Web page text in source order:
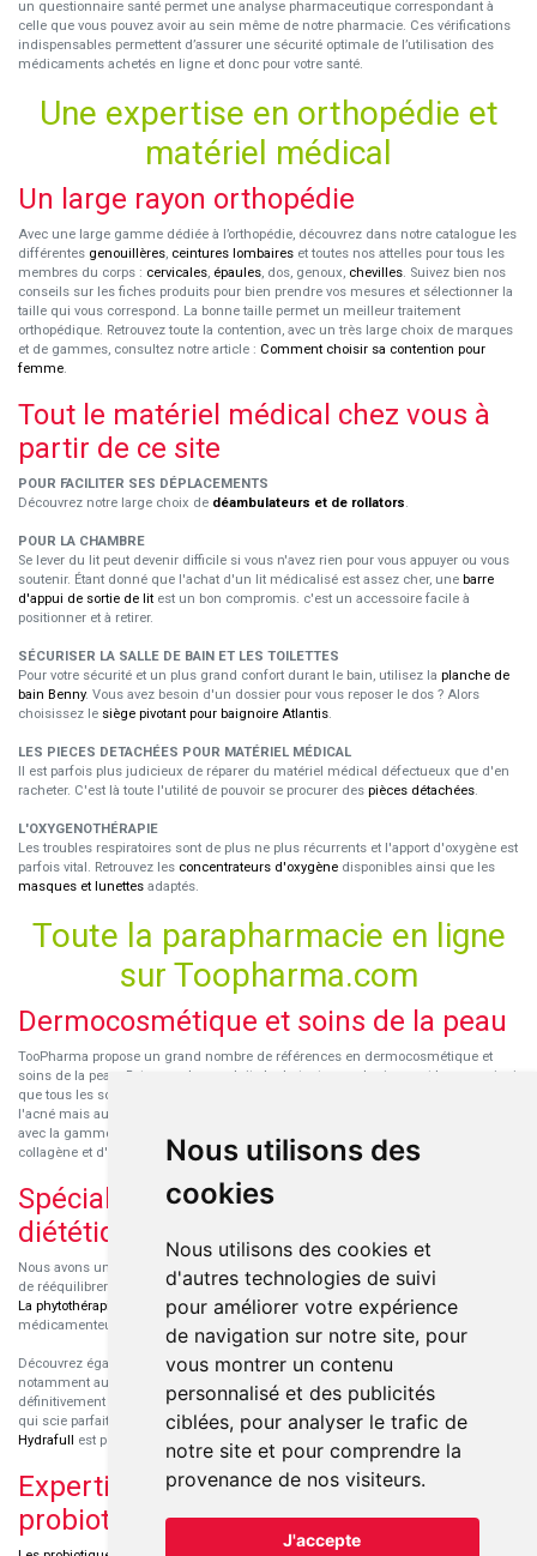
Nous utilisons des
cookies
Nous utilisons des cookies et
d'autres technologies de suivi
pour améliorer votre expérience
de navigation sur notre site, pour
vous montrer un contenu
personnalisé et des publicités
ciblées, pour analyser le trafic de
notre site et pour comprendre la
provenance de nos visiteurs.
J'accepte
un questionnaire santé permet une analyse pharmaceutique correspondant à
celle que vous pouvez avoir au sein même de notre pharmacie. Ces vérifications
indispensables permettent d’assurer une sécurité optimale de l’utilisation des
médicaments achetés en ligne et donc pour votre santé.
Une expertise en orthopédie et
matériel médical
Un large rayon orthopédie
Avec une large gamme dédiée à l’orthopédie, découvrez dans notre catalogue les
différentes genouillères, ceintures lombaires et toutes nos attelles pour tous les
membres du corps : cervicales, épaules, dos, genoux, chevilles. Suivez bien nos
conseils sur les fiches produits pour bien prendre vos mesures et sélectionner la
taille qui vous correspond. La bonne taille permet un meilleur traitement
orthopédique. Retrouvez toute la contention, avec un très large choix de marques
et de gammes, consultez notre article : Comment choisir sa contention pour
femme.
Tout le matériel médical chez vous à
partir de ce site
POUR FACILITER SES DÉPLACEMENTS
Découvrez notre large choix de déambulateurs et de rollators.
POUR LA CHAMBRE
Se lever du lit peut devenir difficile si vous n'avez rien pour vous appuyer ou vous
soutenir. Étant donné que l'achat d'un lit médicalisé est assez cher, une barre
d'appui de sortie de lit est un bon compromis. c'est un accessoire facile à
positionner et à retirer.
SÉCURISER LA SALLE DE BAIN ET LES TOILETTES
Pour votre sécurité et un plus grand confort durant le bain, utilisez la planche de
bain Benny. Vous avez besoin d'un dossier pour vous reposer le dos ? Alors
choisissez le siège pivotant pour baignoire Atlantis.
LES PIECES DETACHÉES POUR MATÉRIEL MÉDICAL
Il est parfois plus judicieux de réparer du matériel médical défectueux que d'en
racheter. C'est là toute l'utilité de pouvoir se procurer des pièces détachées.
L'OXYGENOTHÉRAPIE
Les troubles respiratoires sont de plus ne plus récurrents et l'apport d'oxygène est
parfois vital. Retrouvez les concentrateurs d'oxygène disponibles ainsi que les
masques et lunettes adaptés.
Toute la parapharmacie en ligne
sur Toopharma.com
Dermocosmétique et soins de la peau
TooPharma propose un grand nombre de références en dermocosmétique et
soins de la peau. Retrouvez les produits hydratants pour le visage et le corps ainsi
que tous les soins pour peaux sensibles ou à tendance atopique, les soins pour
l'acné mais aussi des démaquillants. Découvrez nos nouvelles références SVR
avec la gamme anti-âge pour les peaux encore jeunes
collagène et d'acide hyaluronique.
Spécialisation en micronutrition et
diététique
Nous avons un engouement particulier pour la micronutrition qui permet souvent
de rééquilibrer des carences ou d'améliorer des troubles métaboliques mineurs.
La phytothérapie
l'aromathérapiesont souvent complémentaires de traitements
médicamenteux lorsqu'ils sont bien conseillés.
Découvrez également les protéines et les produits de nutrition sportive,
notamment au sein de la gamme française
Eric Favre
. Cette gamme est
définitivement axée sur le choix qualitatif des ingrédients et sur une formulation
qui scie parfaitement aux besoins de chaque sportif. La gamme hydratation
Hydrafull est pensée pour une hydratation maximale.
Expertise dans le domaine des
probiotiques